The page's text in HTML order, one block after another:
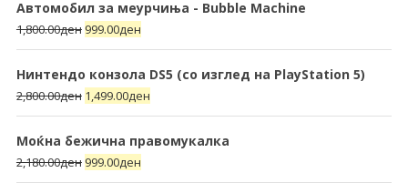
Автомобил за меурчиња - Bubble Machine
1,800.00ден 999.00ден
Нинтендо конзола DS5 (со изглед на PlayStation 5)
2,800.00ден 1,499.00ден
Моќна бежична правомукалка
2,180.00ден 999.00ден